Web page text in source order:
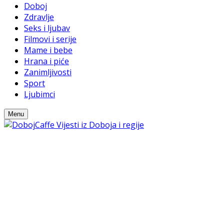
Doboj
Zdravlje
Seks i ljubav
Filmovi i serije
Mame i bebe
Hrana i piće
Zanimljivosti
Sport
Ljubimci
Menu